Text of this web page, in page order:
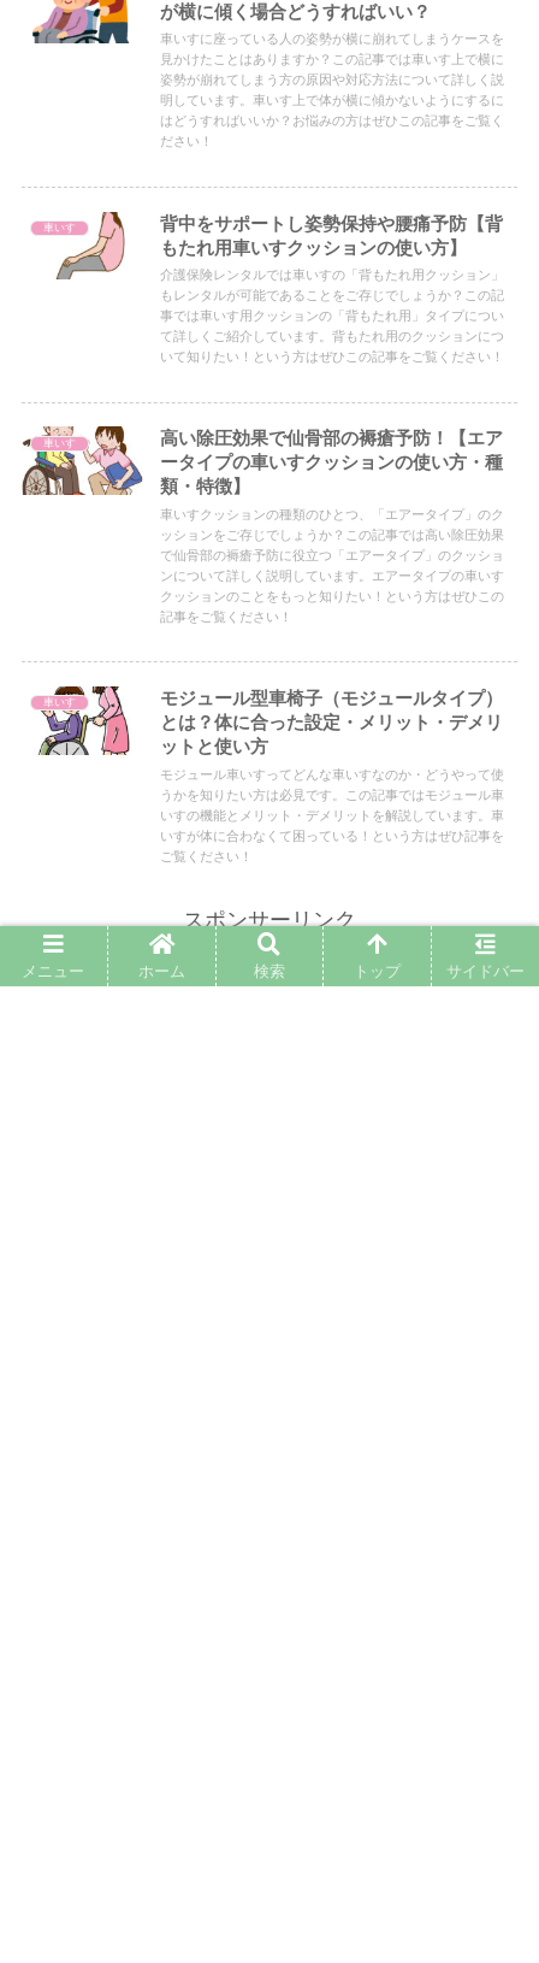
が横に傾く場合どうすればいい？
車いすに座っている人の姿勢が横に崩れてしまうケースを
見かけたことはありますか？この記事では車いす上で横に
姿勢が崩れてしまう方の原因や対応方法について詳しく説
明しています。車いす上で体が横に傾かないようにするに
はどうすればいいか？お悩みの方はぜひこの記事をご覧く
ださい！
車いす
背中をサポートし姿勢保持や腰痛予防【背
もたれ用車いすクッションの使い方】
介護保険レンタルでは車いすの「背もたれ用クッション」
もレンタルが可能であることをご存じでしょうか？この記
事では車いす用クッションの「背もたれ用」タイプについ
て詳しくご紹介しています。背もたれ用のクッションにつ
いて知りたい！という方はぜひこの記事をご覧ください！
車いす
高い除圧効果で仙骨部の褥瘡予防！【エア
ータイプの車いすクッションの使い方・種
類・特徴】
車いすクッションの種類のひとつ、「エアータイプ」のク
ッションをご存じでしょうか？この記事では高い除圧効果
で仙骨部の褥瘡予防に役立つ「エアータイプ」のクッショ
ンについて詳しく説明しています。エアータイプの車いす
クッションのことをもっと知りたい！という方はぜひこの
記事をご覧ください！
車いす
モジュール型車椅子（モジュールタイプ）
とは？体に合った設定・メリット・デメリ
ットと使い方
モジュール車いすってどんな車いすなのか・どうやって使
うかを知りたい方は必見です。この記事ではモジュール車
いすの機能とメリット・デメリットを解説しています。車
いすが体に合わなくて困っている！という方はぜひ記事を
ご覧ください！
スポンサーリンク
メニュー ホーム 検索 トップ サイドバー